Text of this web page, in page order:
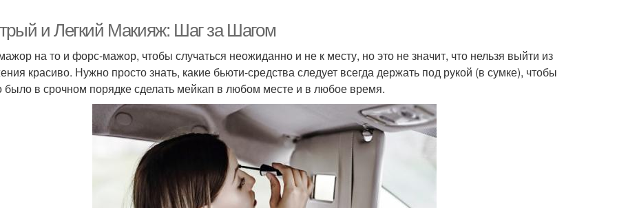
и Легкий Макияж: Шаг за Шагом
на то и форс-мажор, чтобы случаться неожиданно и не к месту, но это не значит, что нельзя выйти из
красиво. Нужно просто знать, какие бьюти-средства следует всегда держать под рукой (в сумке), чтобы
в срочном порядке сделать мейкап в любом месте и в любое время.